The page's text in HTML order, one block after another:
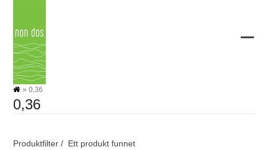
content
»0,36
0,36
Produktfilter Ett produkt funnet